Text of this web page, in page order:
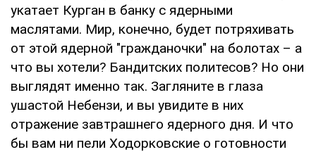
укатает Курган в банку с ядерными
маслятами. Мир, конечно, будет потряхивать
от этой ядерной "гражданочки" на болотах – а
что вы хотели? Бандитских политесов? Но они
выглядят именно так. Загляните в глаза
ушастой Небензи, и вы увидите в них
отражение завтрашнего ядерного дня. И что
бы вам ни пели Ходорковские о готовности